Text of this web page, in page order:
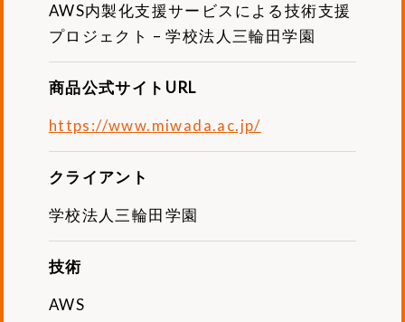
AWS内製化支援サービスによる技術支援
プロジェクト – 学校法人三輪田学園
商品公式サイトURL
https://www.miwada.ac.jp/
クライアント
学校法人三輪田学園
技術
AWS